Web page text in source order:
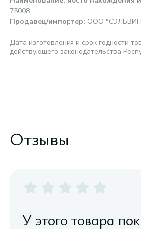
75008
Продавец/импортер: ООО "СЭЛЬВИН",
Дата изготовления и срок годности
действующего законодательства
Отзывы
У этого товара